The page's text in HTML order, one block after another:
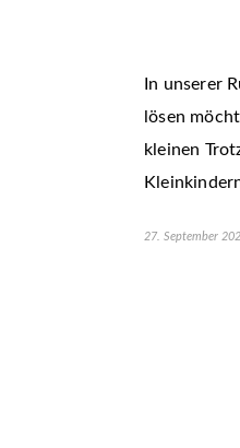
In unserer
lösen
kleinen
27. September